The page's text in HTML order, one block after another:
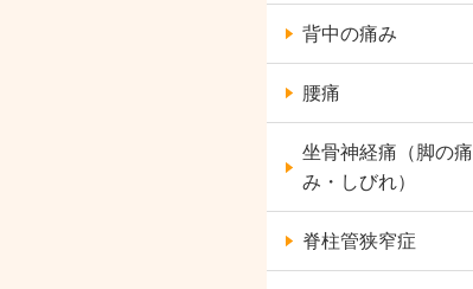
背中の痛み
腰痛
坐骨神経痛（脚の痛
み・しびれ）
脊柱管狭窄症